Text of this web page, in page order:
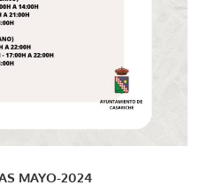
MAYO-2024